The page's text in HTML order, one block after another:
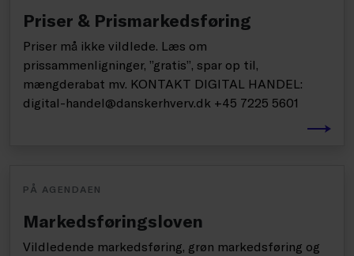
Priser & Prismarkedsføring
Priser må ikke vildlede. Læs om
prissammenligninger, ”gratis”, spar op til,
mængderabat mv. KONTAKT DIGITAL HANDEL:
digital-handel@danskerhverv.dk +45 7225 5601
PÅ AGENDAEN
Markedsføringsloven
Vildledende markedsføring, grøn markedsføring og